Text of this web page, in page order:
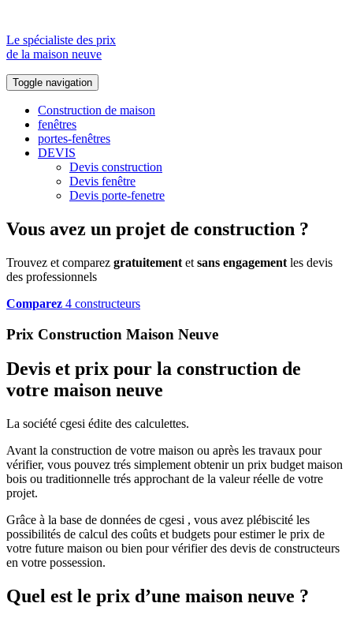
Le spécialiste des prix
de la maison neuve
Toggle navigation
Construction de maison
fenêtres
portes-fenêtres
DEVIS
Devis construction
Devis fenêtre
Devis porte-fenetre
Vous avez un projet de construction ?
Trouvez et comparez gratuitement et sans engagement les devis
des professionnels
Comparez 4 constructeurs
Prix Construction Maison Neuve
Devis et prix pour la construction de
votre maison neuve
La société cgesi édite des calculettes.
Avant la construction de votre maison ou après les travaux pour
vérifier, vous pouvez trés simplement obtenir un prix budget maison
bois ou traditionnelle trés approchant de la valeur réelle de votre
projet.
Grâce à la base de données de cgesi , vous avez plébiscité les
possibilités de calcul des coûts et budgets pour estimer le prix de
votre future maison ou bien pour vérifier des devis de constructeurs
en votre possession.
Quel est le prix d’une maison neuve ?